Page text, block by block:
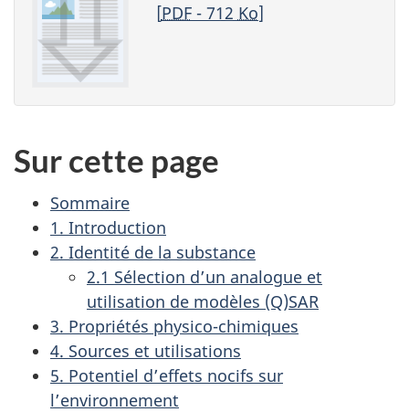
[PDF- 712 Ko]
Sur cette page
Sommaire
1. Introduction
2. Identité de la substance
2.1 Sélection d’un analogue et
utilisation de modèles (Q)SAR
3. Propriétés physico-chimiques
4. Sources et utilisations
5. Potentiel d’effets nocifs sur
l’environnement